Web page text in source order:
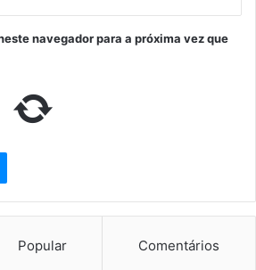
navegador para a próxima vez que
Popular Comentários